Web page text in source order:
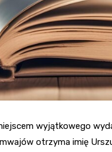
wyjątkowego
otrzyma imię